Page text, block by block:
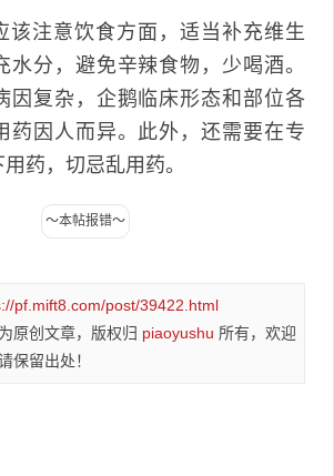
注意饮食方面，适当补充维生
水分，避免辛辣食物，少喝酒。
因复杂，企鹅临床形态和部位各
药因人而异。此外，还需要在专
药，切忌乱用药。
pf.mift8.com/post/39422.html
原创文章，版权归 piaoyushu 所有，欢迎
保留出处！